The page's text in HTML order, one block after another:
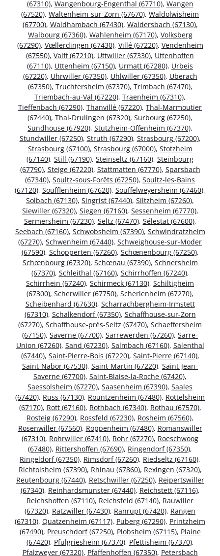
(67310), Wangenbourg-Engenthal (67710), Wangen
(67520), Waltenheim-sur-Zorn (67670), Waldolwisheim
(67700), Waldhambach (67430), Waldersbach (67130),
Walbourg (67360), Wahlenheim (67170), Volksberg
(67290), Vœllerdingen (67430), Villé (67220), Vendenheim
(67550), Valff (67210), Uttwiller (67330), Uttenhoffen
(67110), Uttenheim (67150), Urmatt (67280), Urbeis
(67220), Uhrwiller (67350), Uhlwiller (67350), Uberach
(67350), Truchtersheim (67370), Trimbach (67470),
Triembach-au-Val (67220), Traenheim (67310),
Tieffenbach (67290), Thanvillé (67220), Thal-Marmoutier
(67440), Thal-Drulingen (67320), Surbourg (67250),
Sundhouse (67920), Stutzheim-Offenheim (67370),
Stundwiller (67250), Struth (67290), Strasbourg (67200),
Strasbourg (67100), Strasbourg (67000), Stotzheim
(67140), Still (67190), Steinseltz (67160), Steinbourg
(67790), Steige (67220), Stattmatten (67770), Sparsbach
(67340), Soultz-sous-Forêts (67250), Soultz-les-Bains
(67120), Soufflenheim (67620), Souffelweyersheim (67460),
Solbach (67130), Singrist (67440), Siltzheim (67260),
Siewiller (67320), Siegen (67160), Sessenheim (67770),
Sermersheim (67230), Seltz (67470), Sélestat (67600),
Seebach (67160), Schwobsheim (67390), Schwindratzheim
(67270), Schwenheim (67440), Schweighouse-sur-Moder
(67590), Schopperten (67260), Schœnenbourg (67250),
Schœnbourg (67320), Schœnau (67390), Schnersheim
(67370), Schleithal (67160), Schirrhoffen (67240),
Schirrhein (67240), Schirmeck (67130), Schiltigheim
(67300), Scherwiller (67750), Scherlenheim (67270),
Scheibenhard (67630), Scharrachbergheim-Irmstett
(67310), Schalkendorf (67350), Schaffhouse-sur-Zorn
(67270), Schaffhouse-près-Seltz (67470), Schaeffersheim
(67150), Saverne (67700), Sarrewerden (67260), Sarre-
Union (67260), Sand (67230), Salmbach (67160), Salenthal
(67440), Saint-Pierre-Bois (67220), Saint-Pierre (67140),
Saint-Nabor (67530), Saint-Martin (67220), Saint-Jean-
Saverne (67700), Saint-Blaise-la-Roche (67420),
Saessolsheim (67270), Saasenheim (67390), Saales
(67420), Russ (67130), Rountzenheim (67480), Rottelsheim
(67170), Rott (67160), Rothbach (67340), Rothau (67570),
Rosteig (67290), Rossfeld (67230), Rosheim (67560),
Rosenwiller (67560), Roppenheim (67480), Romanswiller
(67310), Rohrwiller (67410), Rohr (67270), Roeschwoog
(67480), Rittershoffen (67690), Ringendorf (67350),
Ringeldorf (67350), Rimsdorf (67260), Riedseltz (67160),
Richtolsheim (67390), Rhinau (67860), Rexingen (67320),
Reutenbourg (67440), Retschwiller (67250), Reipertswiller
(67340), Reinhardsmunster (67440), Reichstett (67116),
Reichshoffen (67110), Reichsfeld (67140), Rauwiller
(67320), Ratzwiller (67430), Ranrupt (67420), Rangen
(67310), Quatzenheim (67117), Puberg (67290), Printzheim
(67490), Preuschdorf (67250), Plobsheim (67115), Plaine
(67420), Pfulgriesheim (67370), Pfettisheim (67370),
Pfalzweyer (67320), Pfaffenhoffen (67350), Petersbach